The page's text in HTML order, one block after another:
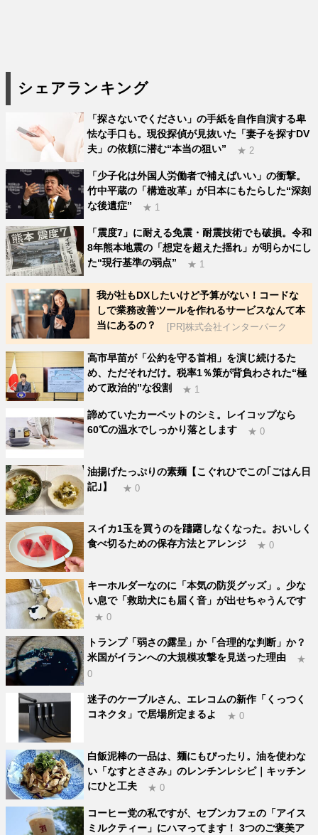
シェアランキング
「探さないでください」の手紙を自作自演する卑
怯な手口も。現役探偵が見抜いた「妻子を探すDV
夫」の依頼に潜む“本当の狙い”
★ 2
「少子化は外国人労働者で補えばいい」の衝撃。
竹中平蔵の「構造改革」が日本にもたらした“深刻
な後遺症”
★ 1
「震度7」に耐える免震・耐震技術でも破損。令和
8年熊本地震の「想定を超えた揺れ」が明らかにし
た“現行基準の弱点”
★ 1
我が社もDXしたいけど予算がない！コードな
しで業務改善ツールを作れるサービスなんて本
当にあるの？
[PR]株式会社インターパーク
高市早苗が「公約を守る首相」を演じ続けるた
め、ただそれだけ。税率1％策が背負わされた“極
めて政治的”な役割
★ 1
諦めていたカーペットのシミ。レイコップなら
60℃の温水でしっかり落とします
★ 0
油揚げたっぷりの素麺【こぐれひでこの｢ごはん日
記｣】
★ 0
スイカ1玉を買うのを躊躇しなくなった。おいしく
食べ切るための保存方法とアレンジ
★ 0
キーホルダーなのに「本気の防災グッズ」。少な
い息で「救助犬にも届く音」が出せちゃうんです
★ 0
トランプ「弱さの露呈」か「合理的な判断」か？
米国がイランへの大規模攻撃を見送った理由
★
0
迷子のケーブルさん、エレコムの新作「くっつく
コネクタ」で居場所定まるよ
★ 0
白飯泥棒の一品は、麺にもぴったり。油を使わな
い「なすとささみ」のレンチンレシピ｜キッチン
にひと工夫
★ 0
コーヒー党の私ですが、セブンカフェの「アイス
ミルクティー」にハマってます！ 3つのご褒美ア